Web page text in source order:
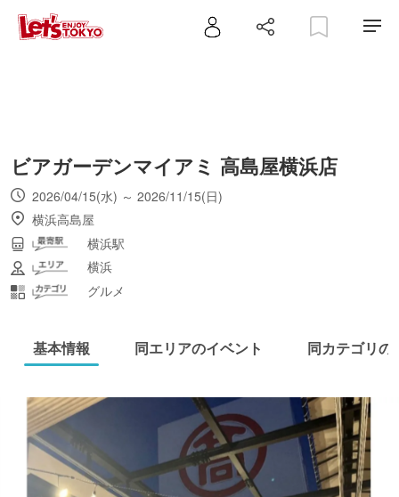
ビアガーデンマイアミ 高島屋横浜店
2026/04/15(水) ～ 2026/11/15(日)
横浜高島屋
横浜駅
横浜
グルメ
基本情報 同エリアのイベント 同カテゴリの